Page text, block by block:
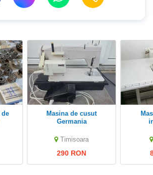
Masina de cusut
Germania
Timisoara
290 RON
Masini de cusut